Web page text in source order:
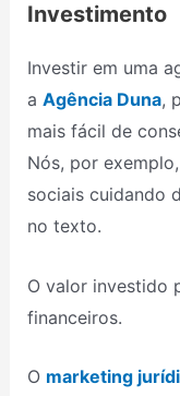
Investimento
Investir em uma
a Agência Duna,
mais fácil de
Nós, por
sociais cuidando
no texto.
O valor investido
financeiros.
O marketing